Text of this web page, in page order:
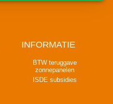
INFORMATIE
BTW teruggave
zonnepanelen
ISDE subsidies